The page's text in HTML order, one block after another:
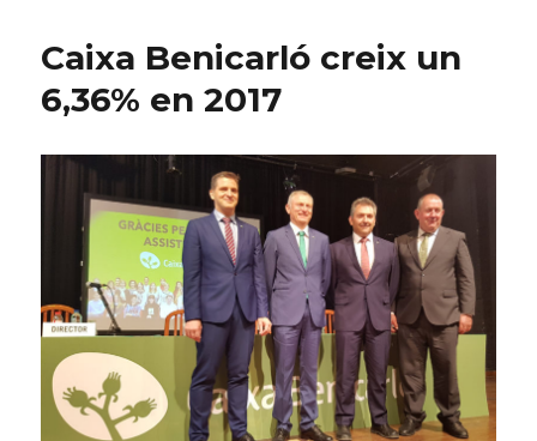
Caixa Benicarló creix un
6,36% en 2017